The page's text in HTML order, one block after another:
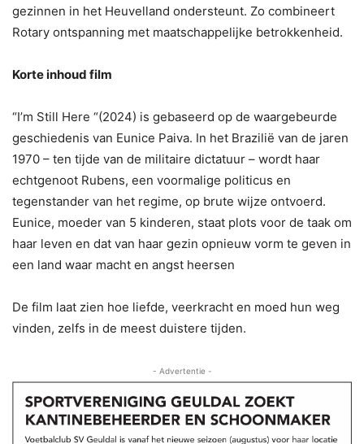
gezinnen in het Heuvelland ondersteunt. Zo combineert
Rotary ontspanning met maatschappelijke betrokkenheid.
Korte inhoud film
“I’m Still Here “(2024) is gebaseerd op de waargebeurde
geschiedenis van Eunice Paiva. In het Brazilië van de jaren
1970 – ten tijde van de militaire dictatuur – wordt haar
echtgenoot Rubens, een voormalige politicus en
tegenstander van het regime, op brute wijze ontvoerd.
Eunice, moeder van 5 kinderen, staat plots voor de taak om
haar leven en dat van haar gezin opnieuw vorm te geven in
een land waar macht en angst heersen
De film laat zien hoe liefde, veerkracht en moed hun weg
vinden, zelfs in de meest duistere tijden.
- Advertentie -